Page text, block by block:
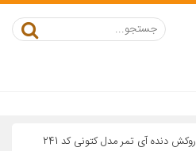
روکش دنده آی تمر مدل کتونی کد 241